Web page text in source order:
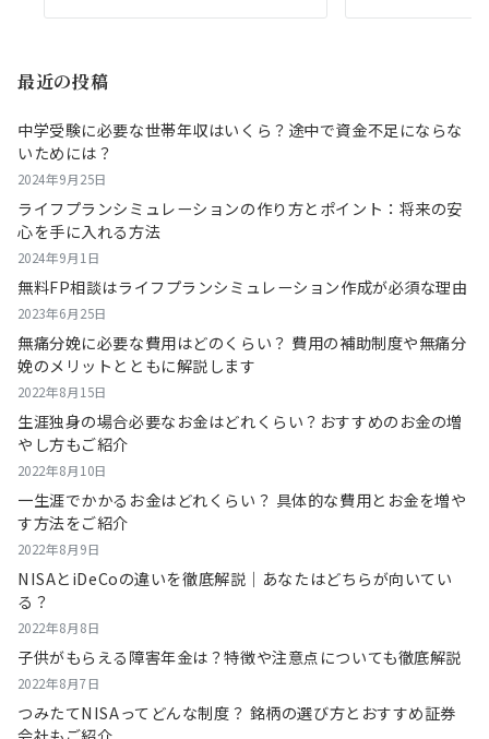
最近の投稿
中学受験に必要な世帯年収はいくら？途中で資金不足にならな
いためには？
2024年9月25日
ライフプランシミュレーションの作り方とポイント：将来の安
心を手に入れる方法
2024年9月1日
無料FP相談はライフプランシミュレーション作成が必須な理由
2023年6月25日
無痛分娩に必要な費用はどのくらい？ 費用の補助制度や無痛分
娩のメリットとともに解説します
2022年8月15日
生涯独身の場合必要なお金はどれくらい？おすすめのお金の増
やし方もご紹介
2022年8月10日
一生涯でかかるお金はどれくらい？ 具体的な費用とお金を増や
す方法をご紹介
2022年8月9日
NISAとiDeCoの違いを徹底解説｜あなたはどちらが向いてい
る？
2022年8月8日
子供がもらえる障害年金は？特徴や注意点についても徹底解説
2022年8月7日
つみたてNISAってどんな制度？ 銘柄の選び方とおすすめ証券